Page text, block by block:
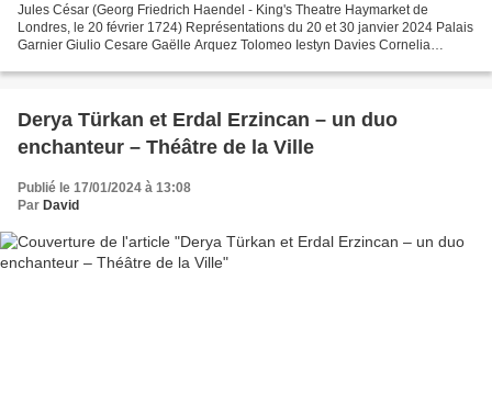
Jules César (Georg Friedrich Haendel - King's Theatre Haymarket de
Londres, le 20 février 1724) Représentations du 20 et 30 janvier 2024 Palais
Garnier Giulio Cesare Gaëlle Arquez Tolomeo Iestyn Davies Cornelia
Derya Türkan et Erdal Erzincan – un duo
enchanteur – Théâtre de la Ville
Publié le 17/01/2024 à 13:08
Par David